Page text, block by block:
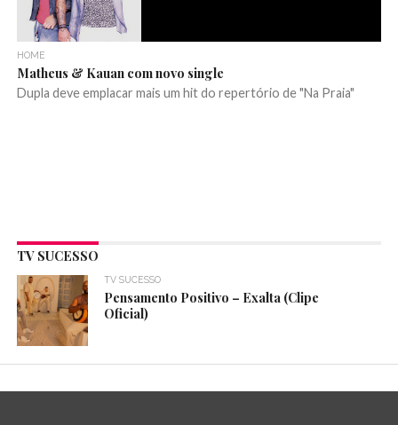
HOME
Matheus & Kauan com novo single
Dupla deve emplacar mais um hit do repertório de "Na Praia"
TV SUCESSO
TV SUCESSO
Pensamento Positivo – Exalta (Clipe
Oficial)